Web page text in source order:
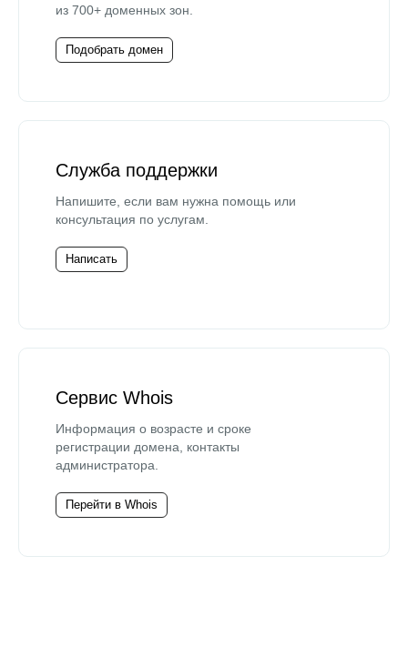
из 700+ доменных зон.
Подобрать домен
Служба поддержки
Напишите, если вам нужна помощь или
консультация по услугам.
Написать
Сервис Whois
Информация о возрасте и сроке
регистрации домена, контакты
администратора.
Перейти в Whois